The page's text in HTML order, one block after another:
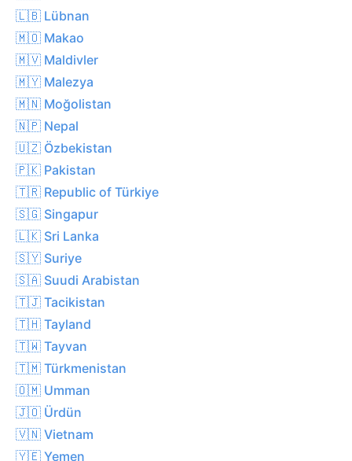
🇱🇧 Lübnan
🇲🇴 Makao
🇲🇻 Maldivler
🇲🇾 Malezya
🇲🇳 Moğolistan
🇳🇵 Nepal
🇺🇿 Özbekistan
🇵🇰 Pakistan
🇹🇷 Republic of Türkiye
🇸🇬 Singapur
🇱🇰 Sri Lanka
🇸🇾 Suriye
🇸🇦 Suudi Arabistan
🇹🇯 Tacikistan
🇹🇭 Tayland
🇹🇼 Tayvan
🇹🇲 Türkmenistan
🇴🇲 Umman
🇯🇴 Ürdün
🇻🇳 Vietnam
🇾🇪 Yemen